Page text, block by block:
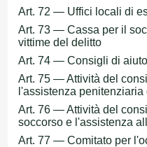
Art. 72 — Uffici locali di
Art. 73 — Cassa per il
vittime del delitto
Art. 74 — Consigli di
Art. 75 — Attività del
l'assistenza
Art. 76 — Attività del
soccorso e l'assistenza
Art. 77 — Comitato per